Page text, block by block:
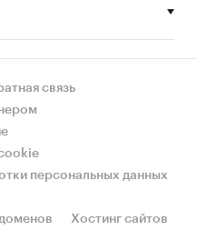
–
товары
связь
персональных данных
Хостинг сайтов